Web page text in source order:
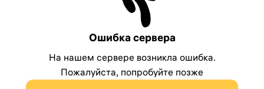
Ошибка сервера
На нашем сервере возникла ошибка.
Пожалуйста, попробуйте позже